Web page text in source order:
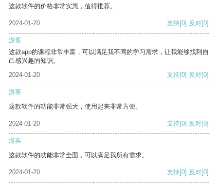
这款软件的价格非常实惠，值得推荐。
2024-01-20 支持[0] 反对[0]
游客
这款app的课程非常丰富，可以满足我不同的学习需求，让我能够找到自
己感兴趣的知识。
2024-01-20
支持[0] 反对[0]
游客
这款软件的功能非常强大，使用起来非常方便。
2024-01-20 支持[0] 反对[0]
游客
这款软件的功能非常全面，可以满足我所有需求。
2024-01-20 支持[0] 反对[0]